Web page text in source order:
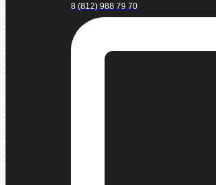
8 (812) 988 79 70